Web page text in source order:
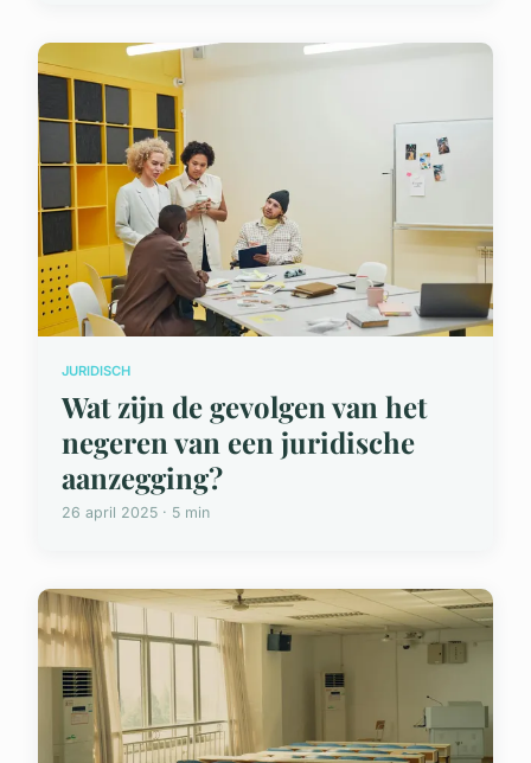
JURIDISCH
Wat zijn de gevolgen van het
negeren van een juridische
aanzegging?
26 april 2025 · 5 min